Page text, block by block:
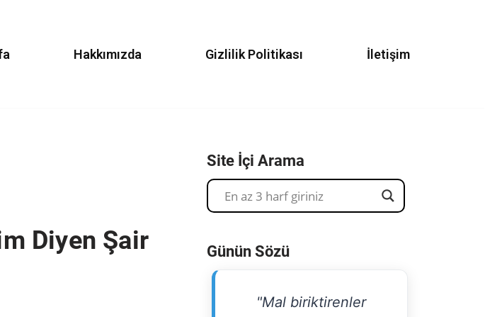
Hakkımızda Gizlilik Politikası İletişim
Diyen Şair
Site İçi Arama
Günün Sözü
"Mal biriktirenler